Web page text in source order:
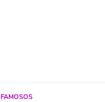
FAMOSOS